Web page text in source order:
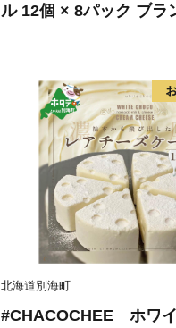
ル 12個 × 8パック ブラ
100％ 芯あり 日用品
生活用品 備蓄 秋田県
料 《能代製紙》
北海道別海町
#CHACOCHEE ホワ